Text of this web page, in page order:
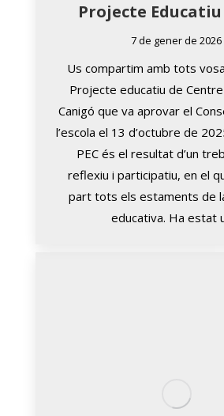
Projecte Educatiu
7 de gener de 2026
Us compartim amb tots
Projecte educatiu de Centre
Canigó que va aprovar el
l’escola el 13 d’octubre de
PEC és el resultat d’un
reflexiu i participatiu, en el
part tots els estaments de
educativa. Ha estat